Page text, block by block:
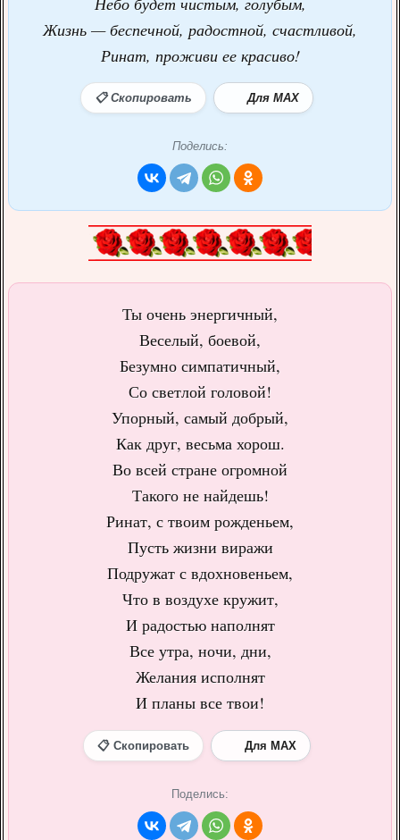
Жизнь — беспечной, радостной, счастливой,
Ринат, проживи ее красиво!
📋 Скопировать Для MAX
Поделись:
Ты очень энергичный,
Веселый, боевой,
Безумно симпатичный,
Со светлой головой!
Упорный, самый добрый,
Как друг, весьма хорош.
Во всей стране огромной
Такого не найдешь!
Ринат, с твоим рожденьем,
Пусть жизни виражи
Подружат с вдохновеньем,
Что в воздухе кружит,
И радостью наполнят
Все утра, ночи, дни,
Желания исполнят
И планы все твои!
📋 Скопировать Для MAX
Поделись: